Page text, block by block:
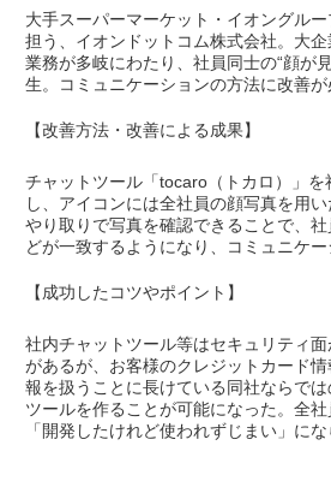
大手スーパーマーケット・イオングル
担う、イオンドットコム株式会社。大
業務が多岐にわたり、社員同士の“顔が
生。コミュニケーションの方法に改善が
【改善方法・改善による成果】
チャットツール「tocaro（トカロ）」を
し、アイコンには全社員の顔写真を用
やり取りで写真を確認できることで、
どが一致するようになり、コミュニケー
【成功したコツやポイント】
社内チャットツール等はセキュリティ
があるが、お客様のクレジットカード
報を扱うことに長けている同社ならで
ツールを作ることが可能になった。全社
「開発したけれど使われずじまい」にな